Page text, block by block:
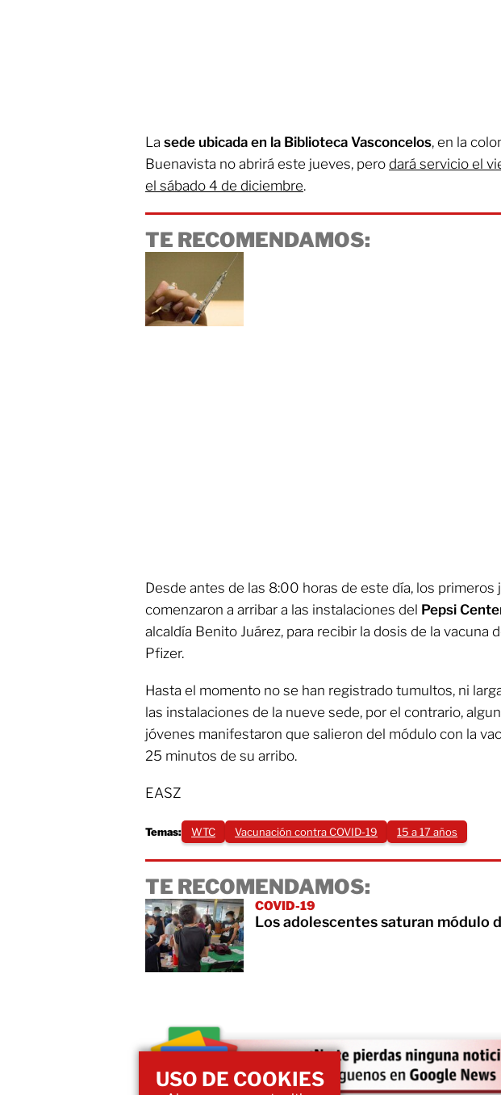
La sede ubicada en la Biblioteca Vasconcelos, en la
Buenavista no abrirá este jueves, pero dará servicio el
el sábado 4 de diciembre.
TE RECOMENDAMOS:
Desde antes de las 8:00 horas de este día, los primeros
comenzaron a arribar a las instalaciones del Pepsi
alcaldía Benito Juárez, para recibir la dosis de la vacuna
Pfizer.
Hasta el momento no se han registrado tumultos, ni
las instalaciones de la nueve sede, por el contrario,
jóvenes manifestaron que salieron del módulo con la
25 minutos de su arribo.
EASZ
Temas: WTC Vacunación contra COVID-19 15 a 17 años
TE RECOMENDAMOS:
COVID-19
Los adolescentes saturan módulo
USO DE COOKIES